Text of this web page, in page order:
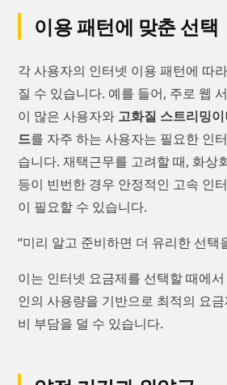
이용 패턴에 맞춘 선택
각 사용자의 인터넷 이용 패턴에 따
질 수 있습니다. 예를 들어, 주로 웹
이 많은 사용자와 고화질 스트리밍
드를 자주 하는 사용자는 필요한 인
습니다. 재택근무를 고려할 때, 화상
등이 빈번한 경우 안정적인 고속 인
이 필요할 수 있습니다.
“미리 알고 준비하면 더 유리한 선택
이는 인터넷 요금제를 선택할 때에
인의 사용량을 기반으로 최적의 요
비 부담을 덜 수 있습니다.